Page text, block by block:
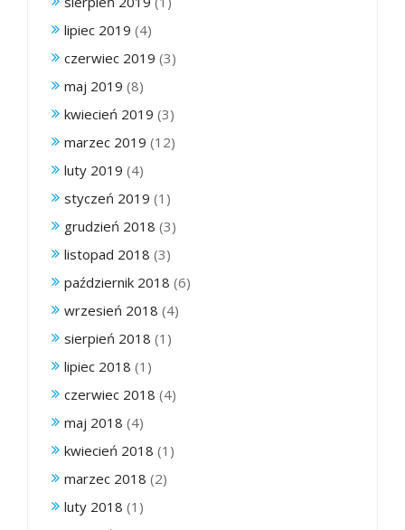
lipiec 2019 (4)
czerwiec 2019 (3)
maj 2019 (8)
kwiecień 2019 (3)
marzec 2019 (12)
luty 2019 (4)
styczeń 2019 (1)
grudzień 2018 (3)
listopad 2018 (3)
październik 2018 (6)
wrzesień 2018 (4)
sierpień 2018 (1)
lipiec 2018 (1)
czerwiec 2018 (4)
maj 2018 (4)
kwiecień 2018 (1)
marzec 2018 (2)
luty 2018 (1)